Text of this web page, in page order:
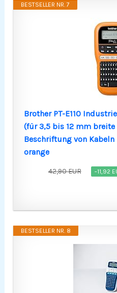
BESTSELLER NR. 7
Brother PT-E110
(für 3,5 bis 12 mm breite
Beschriftung von
orange
42,90 EUR −11,92
BESTSELLER NR. 8